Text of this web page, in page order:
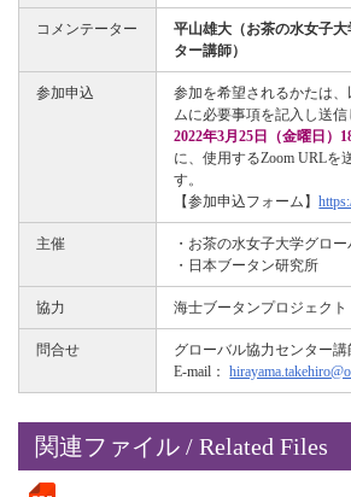
コメンテーター
平山雄大（お茶の水女子
ター講師）
参加申込
参加を希望されるかたは
ムに必要事項を記入し送
2022年3月25日（金曜日）
に、使用するZoom URLを
す。
【参加申込フォーム】
主催
・お茶の水女子大学グロ
・日本ブータン研究所
協力 海士ブータンプロジェクト
問合せ
グローバル協力センター
E-mail：
関連ファイル / Related Files